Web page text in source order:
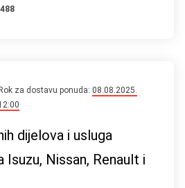
za dostavu ponuda:08.08.2025.
dijelova i usluga
Isuzu, Nissan, Renault i